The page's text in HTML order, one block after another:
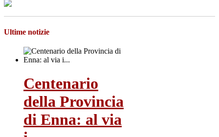
Ultime notizie
Centenario
della Provincia
di Enna: al via